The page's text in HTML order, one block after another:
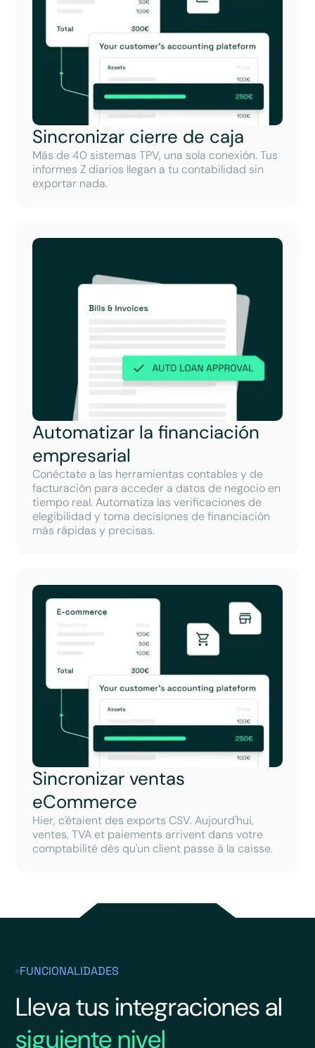
Sincronizar cierre de caja
Más de 40 sistemas TPV, una sola conexión. Tus
informes Z diarios llegan a tu contabilidad sin
exportar nada.
Automatizar la financiación
empresarial
Conéctate a las herramientas contables y de
facturación para acceder a datos de negocio en
tiempo real. Automatiza las verificaciones de
elegibilidad y toma decisiones de financiación
más rápidas y precisas.
Sincronizar ventas
eCommerce
Hier, c'étaient des exports CSV. Aujourd'hui,
ventes, TVA et paiements arrivent dans votre
comptabilité dès qu'un client passe à la caisse.
FUNCIONALIDADES
Lleva tus integraciones al
siguiente nivel